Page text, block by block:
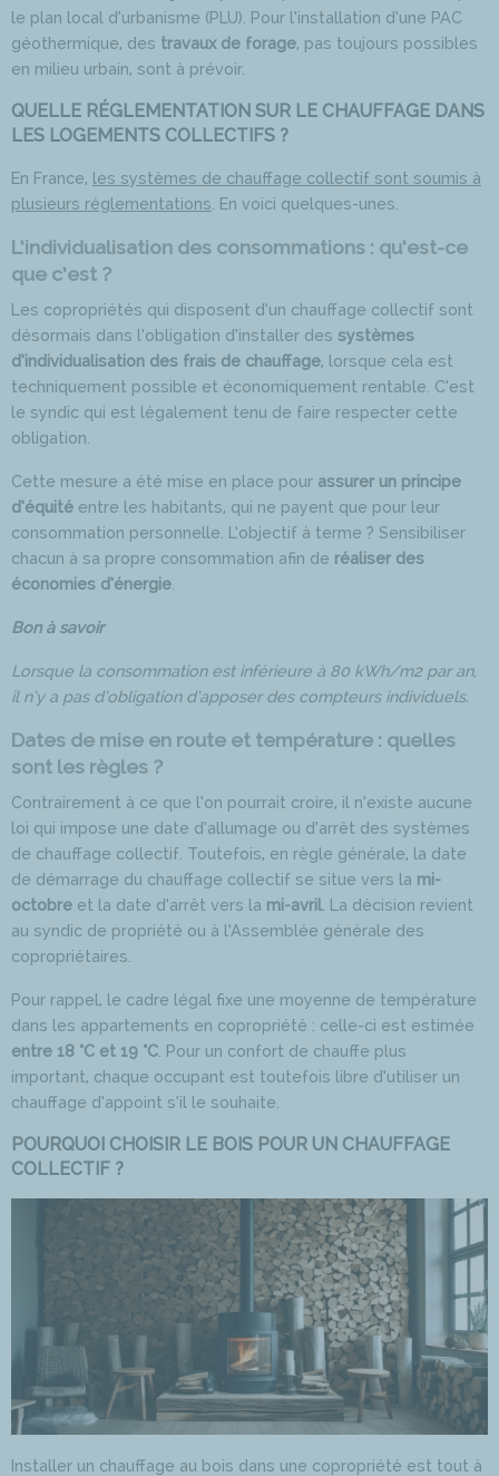
le plan local d’urbanisme (PLU). Pour l’installation d’une PAC
géothermique, des travaux de forage, pas toujours possibles
en milieu urbain, sont à prévoir.
QUELLE RÉGLEMENTATION SUR LE CHAUFFAGE DANS
LES LOGEMENTS COLLECTIFS ?
En France, les systèmes de chauffage collectif sont soumis à
plusieurs réglementations . En voici quelques-unes.
L’individualisation des consommations : qu’est-ce
que c’est ?
Les copropriétés qui disposent d’un chauffage collectif sont
désormais dans l’obligation d’installer des systèmes
d’individualisation des frais de chauffage, lorsque cela est
techniquement possible et économiquement rentable. C’est
le syndic qui est légalement tenu de faire respecter cette
obligation.
Cette mesure a été mise en place pour assurer un principe
d’équité entre les habitants, qui ne payent que pour leur
consommation personnelle. L’objectif à terme ? Sensibiliser
chacun à sa propre consommation afin de réaliser des
économies d’énergie
Bon à savoir
Lorsque la consommation est inférieure à 80 kWh/m2 par an,
il n’y a pas d’obligation d’apposer des compteurs individuels.
Dates de mise en route et température : quelles
sont les règles ?
Contrairement à ce que l’on pourrait croire, il n’existe aucune
loi qui impose une date d’allumage ou d’arrêt des systèmes
de chauffage collectif. Toutefois, en règle générale, la date
de démarrage du chauffage collectif se situe vers la mi-
octobre et la date d’arrêt vers la mi-avril . La décision revient
au syndic de propriété ou à l’Assemblée générale des
copropriétaires.
Pour rappel, le cadre légal fixe une moyenne de température
dans les appartements en copropriété : celle-ci est estimée
entre 18 °C et 19 °C . Pour un confort de chauffe plus
important, chaque occupant est toutefois libre d’utiliser un
chauffage d’appoint s’il le souhaite.
POURQUOI CHOISIR LE BOIS POUR UN CHAUFFAGE
COLLECTIF ?
Installer un chauffage au bois dans une copropriété est tout à